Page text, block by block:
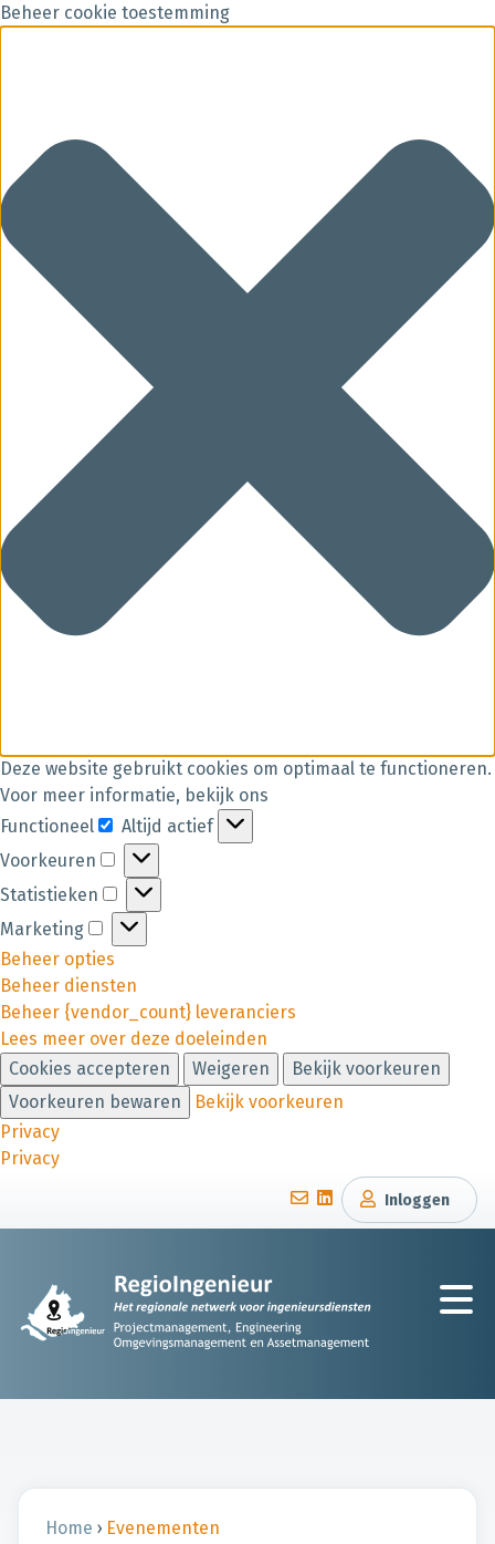
Beheer cookie toestemming
Deze website gebruikt cookies om optimaal te functioneren.
Voor meer informatie, bekijk ons
Functioneel
Altijd actief
Voorkeuren
Statistieken
Marketing
Beheer opties
Beheer diensten
Beheer {vendor_count} leveranciers
Lees meer over deze doeleinden
Cookies accepteren
Weigeren
Bekijk voorkeuren
Voorkeuren bewaren
Bekijk voorkeuren
Privacy
Privacy
Inloggen
Home › Evenementen